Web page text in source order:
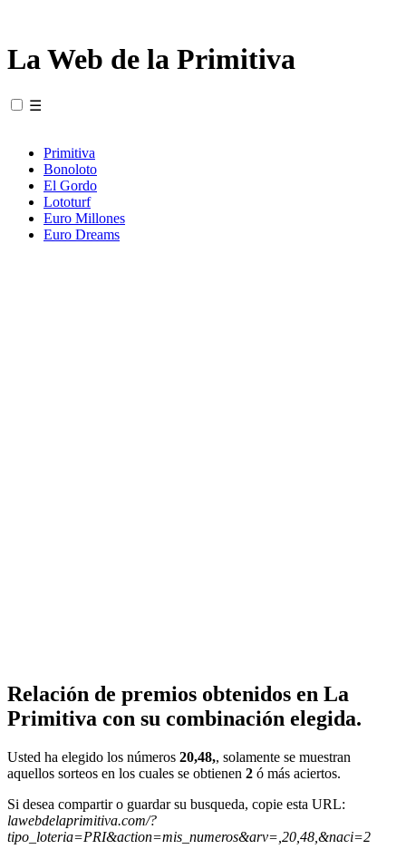
La Web de la Primitiva
☰
Primitiva
Bonoloto
El Gordo
Lototurf
Euro Millones
Euro Dreams
Relación de premios obtenidos en La
Primitiva con su combinación elegida.
Usted ha elegido los números 20,48,, solamente se muestran
aquellos sorteos en los cuales se obtienen 2 ó más aciertos.
Si desea compartir o guardar su busqueda, copie esta URL:
lawebdelaprimitiva.com/?
tipo_loteria=PRI&action=mis_numeros&arv=,20,48,&naci=2